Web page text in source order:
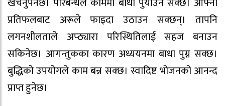
प्रतिफलबाट अरूले फाइदा उठाउन सक्छन्। तापनि
लगनशीलताले अप्ठ्यारा परिस्थितिलाई सहज बनाउन
सकिनेछ। आगन्तुकका कारण अध्ययनमा बाधा पुग्न सक्छ।
बुद्धिको उपयोगले काम बन्न सक्छ। स्वादिष्ट भोजनको आनन्द
प्राप्त हुनेछ।